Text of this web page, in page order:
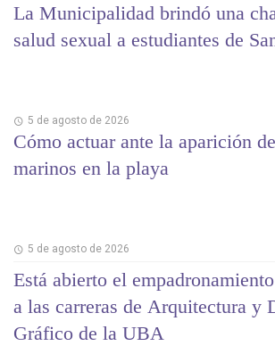
La Municipalidad brindó una
salud sexual a estudiantes de
5 de agosto de 2026
Cómo actuar ante la aparición
marinos en la playa
5 de agosto de 2026
Está abierto el
a las carreras de Arquitectura y
Gráfico de la UBA